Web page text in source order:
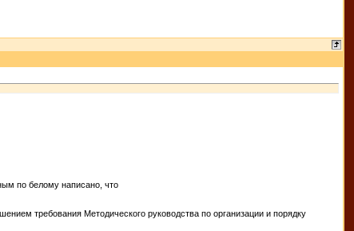
по белому написано, что
требования Методического руководства по организации и порядку